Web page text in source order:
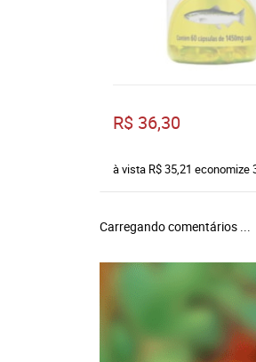
R$ 36,30
à vista R$ 35,21 economize
Carregando comentários ...